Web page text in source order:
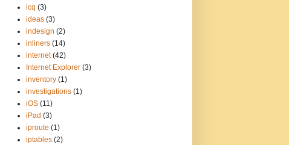
icq (3)
ideas (3)
indesign (2)
inliners (14)
internet (42)
Internet Explorer (3)
inventory (1)
investigations (1)
iOS (11)
iPad (3)
iproute (1)
iptables (2)